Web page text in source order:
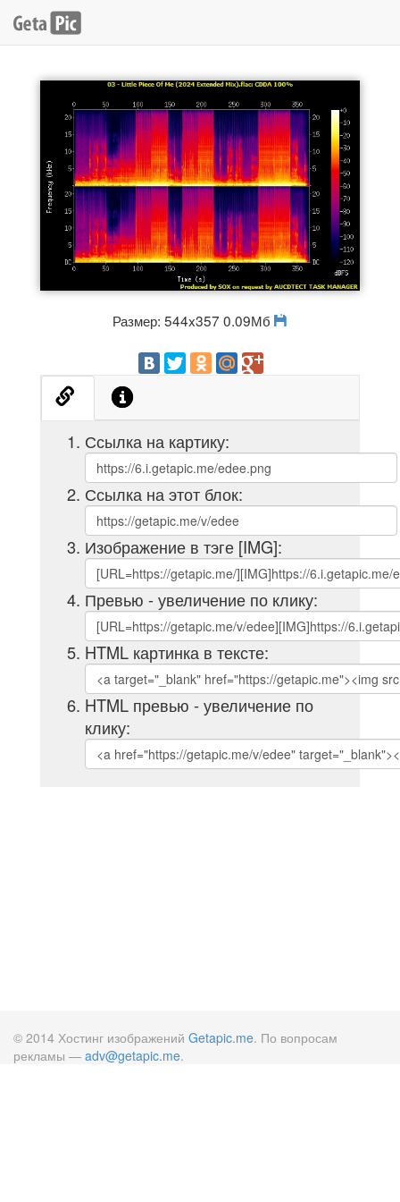
Размер: 544x357 0.09Мб
Ссылка на картику:
Ссылка на этот блок:
Изображение в тэге [IMG]:
Превью - увеличение по клику:
HTML картинка в тексте:
HTML превью - увеличение по
клику:
© 2014 Хостинг изображений Getapic.me. По вопросам
рекламы — adv@getapic.me.